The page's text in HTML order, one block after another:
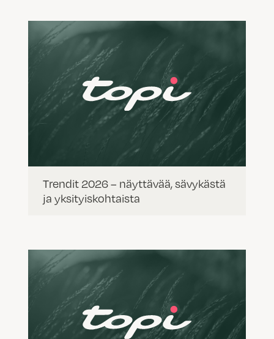
Trendit 2026 – näyttävää, sävykästä
ja yksityiskohtaista